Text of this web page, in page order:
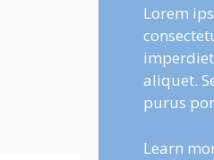
Lorem
aliquet.
purus
Learn